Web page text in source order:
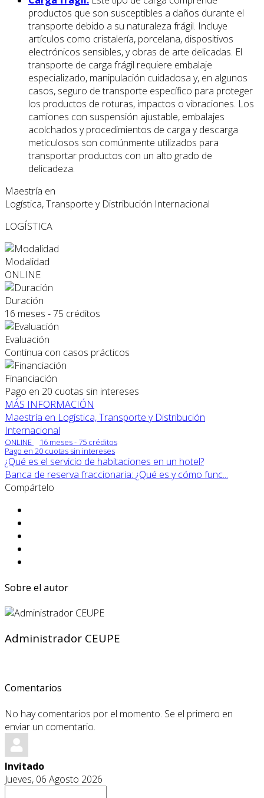
productos que son susceptibles a daños durante el
transporte debido a su naturaleza frágil. Incluye
artículos como cristalería, porcelana, dispositivos
electrónicos sensibles, y obras de arte delicadas. El
transporte de carga frágil requiere embalaje
especializado, manipulación cuidadosa y, en algunos
casos, seguro de transporte específico para proteger
los productos de roturas, impactos o vibraciones. Los
camiones con suspensión ajustable, embalajes
acolchados y procedimientos de carga y descarga
meticulosos son comúnmente utilizados para
transportar productos con un alto grado de
delicadeza.
Maestría en
Logística, Transporte y Distribución Internacional
LOGÍSTICA
Modalidad
ONLINE
Duración
16 meses - 75 créditos
Evaluación
Continua con casos prácticos
Financiación
Pago en 20 cuotas sin intereses
MÁS INFORMACIÓN
Maestría en Logística, Transporte y Distribución
Internacional
ONLINE
16 meses - 75 créditos
Pago en 20 cuotas sin intereses
¿Qué es el servicio de habitaciones en un hotel?
Banca de reserva fraccionaria: ¿Qué es y cómo func...
Compártelo
Sobre el autor
Administrador CEUPE
Comentarios
No hay comentarios por el momento. Se el primero en
enviar un comentario.
Invitado
Jueves, 06 Agosto 2026